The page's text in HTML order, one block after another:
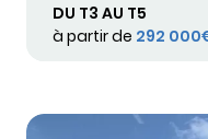
DU T3 AU T5
à partir de 292